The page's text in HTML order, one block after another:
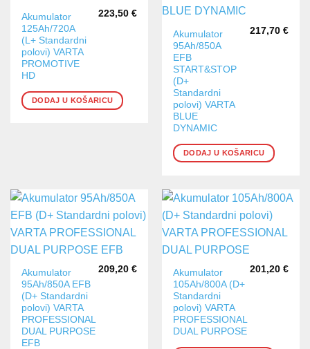
Akumulator
125Ah/720A
(L+ Standardni
polovi) VARTA
PROMOTIVE
HD
223,50 €
DODAJ U KOŠARICU
Akumulator
95Ah/850A
EFB
START&STOP
(D+
Standardni
polovi) VARTA
BLUE
DYNAMIC
217,70 €
DODAJ U KOŠARICU
Akumulator
95Ah/850A EFB
(D+ Standardni
polovi) VARTA
PROFESSIONAL
DUAL PURPOSE
EFB
209,20 €
Akumulator
105Ah/800A (D+
Standardni
polovi) VARTA
PROFESSIONAL
DUAL PURPOSE
201,20 €